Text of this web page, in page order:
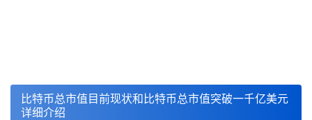
比特币总市值目前现状和比特币总市值突破一千亿美元
详细介绍